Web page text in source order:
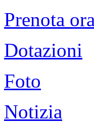
Prenota ora
Dotazioni
Foto
Notizia